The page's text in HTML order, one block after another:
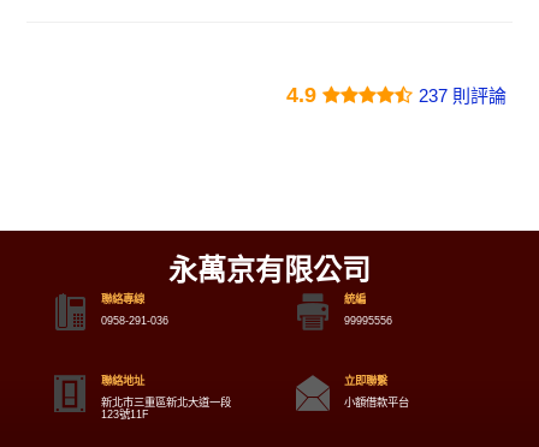
4.9 237 則評論
永萬京有限公司
聯絡專線
0958-291-036
統編
99995556
聯絡地址
新北市三重區新北大道一段
123號11F
立即聯繫
小額借款平台